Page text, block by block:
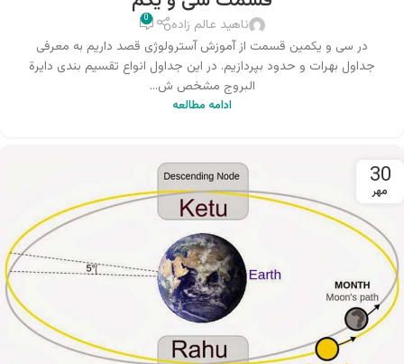
ناهید عالم زاده 0
در سی و یکمین قسمت از آموزش آسترولوژی قصد داریم به معرفی
جداول بهرات و حدود بپردازیم. در این جداول انواع تقسیم بندی دایرة
البروج مشخص ش...
ادامه مطالعه
30
مهر